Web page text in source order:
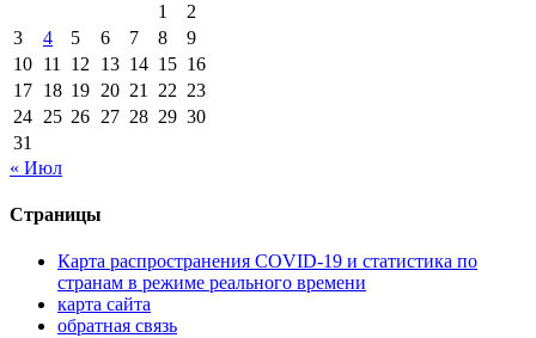
1
2
3
4 5 6 7 8
9
10 11 12 13 14 15 16
17 18 19 20 21 22 23
24 25 26 27 28 29 30
31
« Июл
Страницы
Карта распространения COVID-19 и статистика по
странам в режиме реального времени
карта сайта
обратная связь